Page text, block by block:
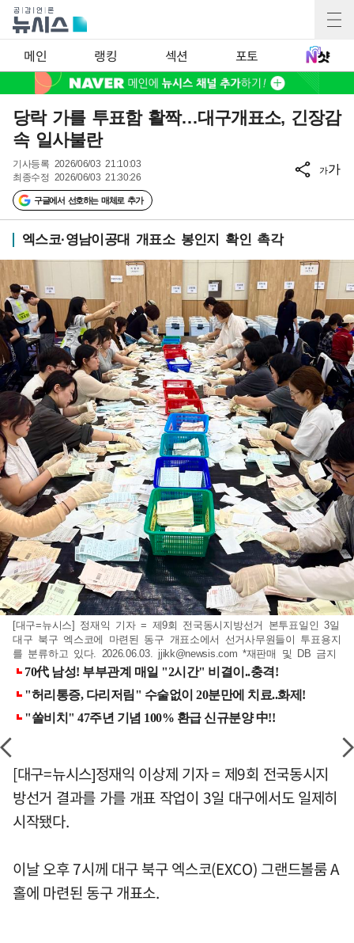
메인 랭킹 섹션 포토
당락 가를 투표함 활짝…대구개표소, 긴장감
속 일사불란
기사등록 2026/06/03 21:10:03
최종수정 2026/06/03 21:30:26
구글에서 선호하는 매체로 추가
가가
엑스코·영남이공대 개표소 봉인지 확인 촉각
[대구=뉴시스] 정재익 기자 = 제9회 전국동시지방선거 본투표일인 3일
대구 북구 엑스코에 마련된 동구 개표소에서 선거사무원들이 투표용지
를 분류하고 있다. 2026.06.03. jjikk@newsis.com *재판매 및 DB 금지
[대구=뉴시스]정재익 이상제 기자 = 제9회 전국동시지
방선거 결과를 가를 개표 작업이 3일 대구에서도 일제히
시작됐다.
이날 오후 7시께 대구 북구 엑스코(EXCO) 그랜드볼룸 A
홀에 마련된 동구 개표소.